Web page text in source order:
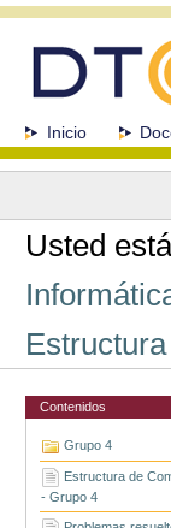
navegación
SeccionesInicio
Herramientas
Usted
Contenidos
Grupo 4
Estructura de
- Grupo 4